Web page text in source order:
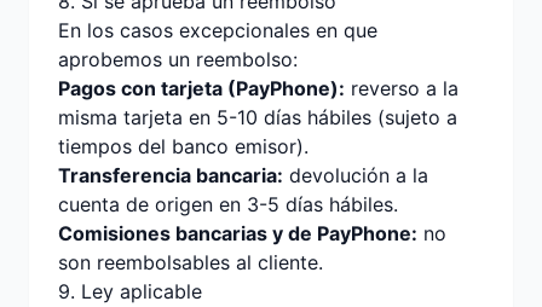
En los casos excepcionales en que
aprobemos un reembolso:
Pagos con tarjeta (PayPhone): reverso a la
misma tarjeta en 5-10 días hábiles (sujeto a
tiempos del banco emisor).
Transferencia bancaria: devolución a la
cuenta de origen en 3-5 días hábiles.
Comisiones bancarias y de PayPhone: no
son reembolsables al cliente.
9. Ley aplicable